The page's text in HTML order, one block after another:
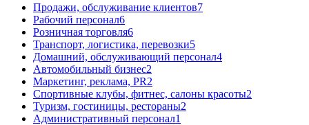
Продажи, обслуживание клиентов7
Рабочий персонал6
Розничная торговля6
Транспорт, логистика, перевозки5
Домашний, обслуживающий персонал4
Автомобильный бизнес2
Маркетинг, реклама, PR2
Спортивные клубы, фитнес, салоны красоты2
Туризм, гостиницы, рестораны2
Административный персонал1